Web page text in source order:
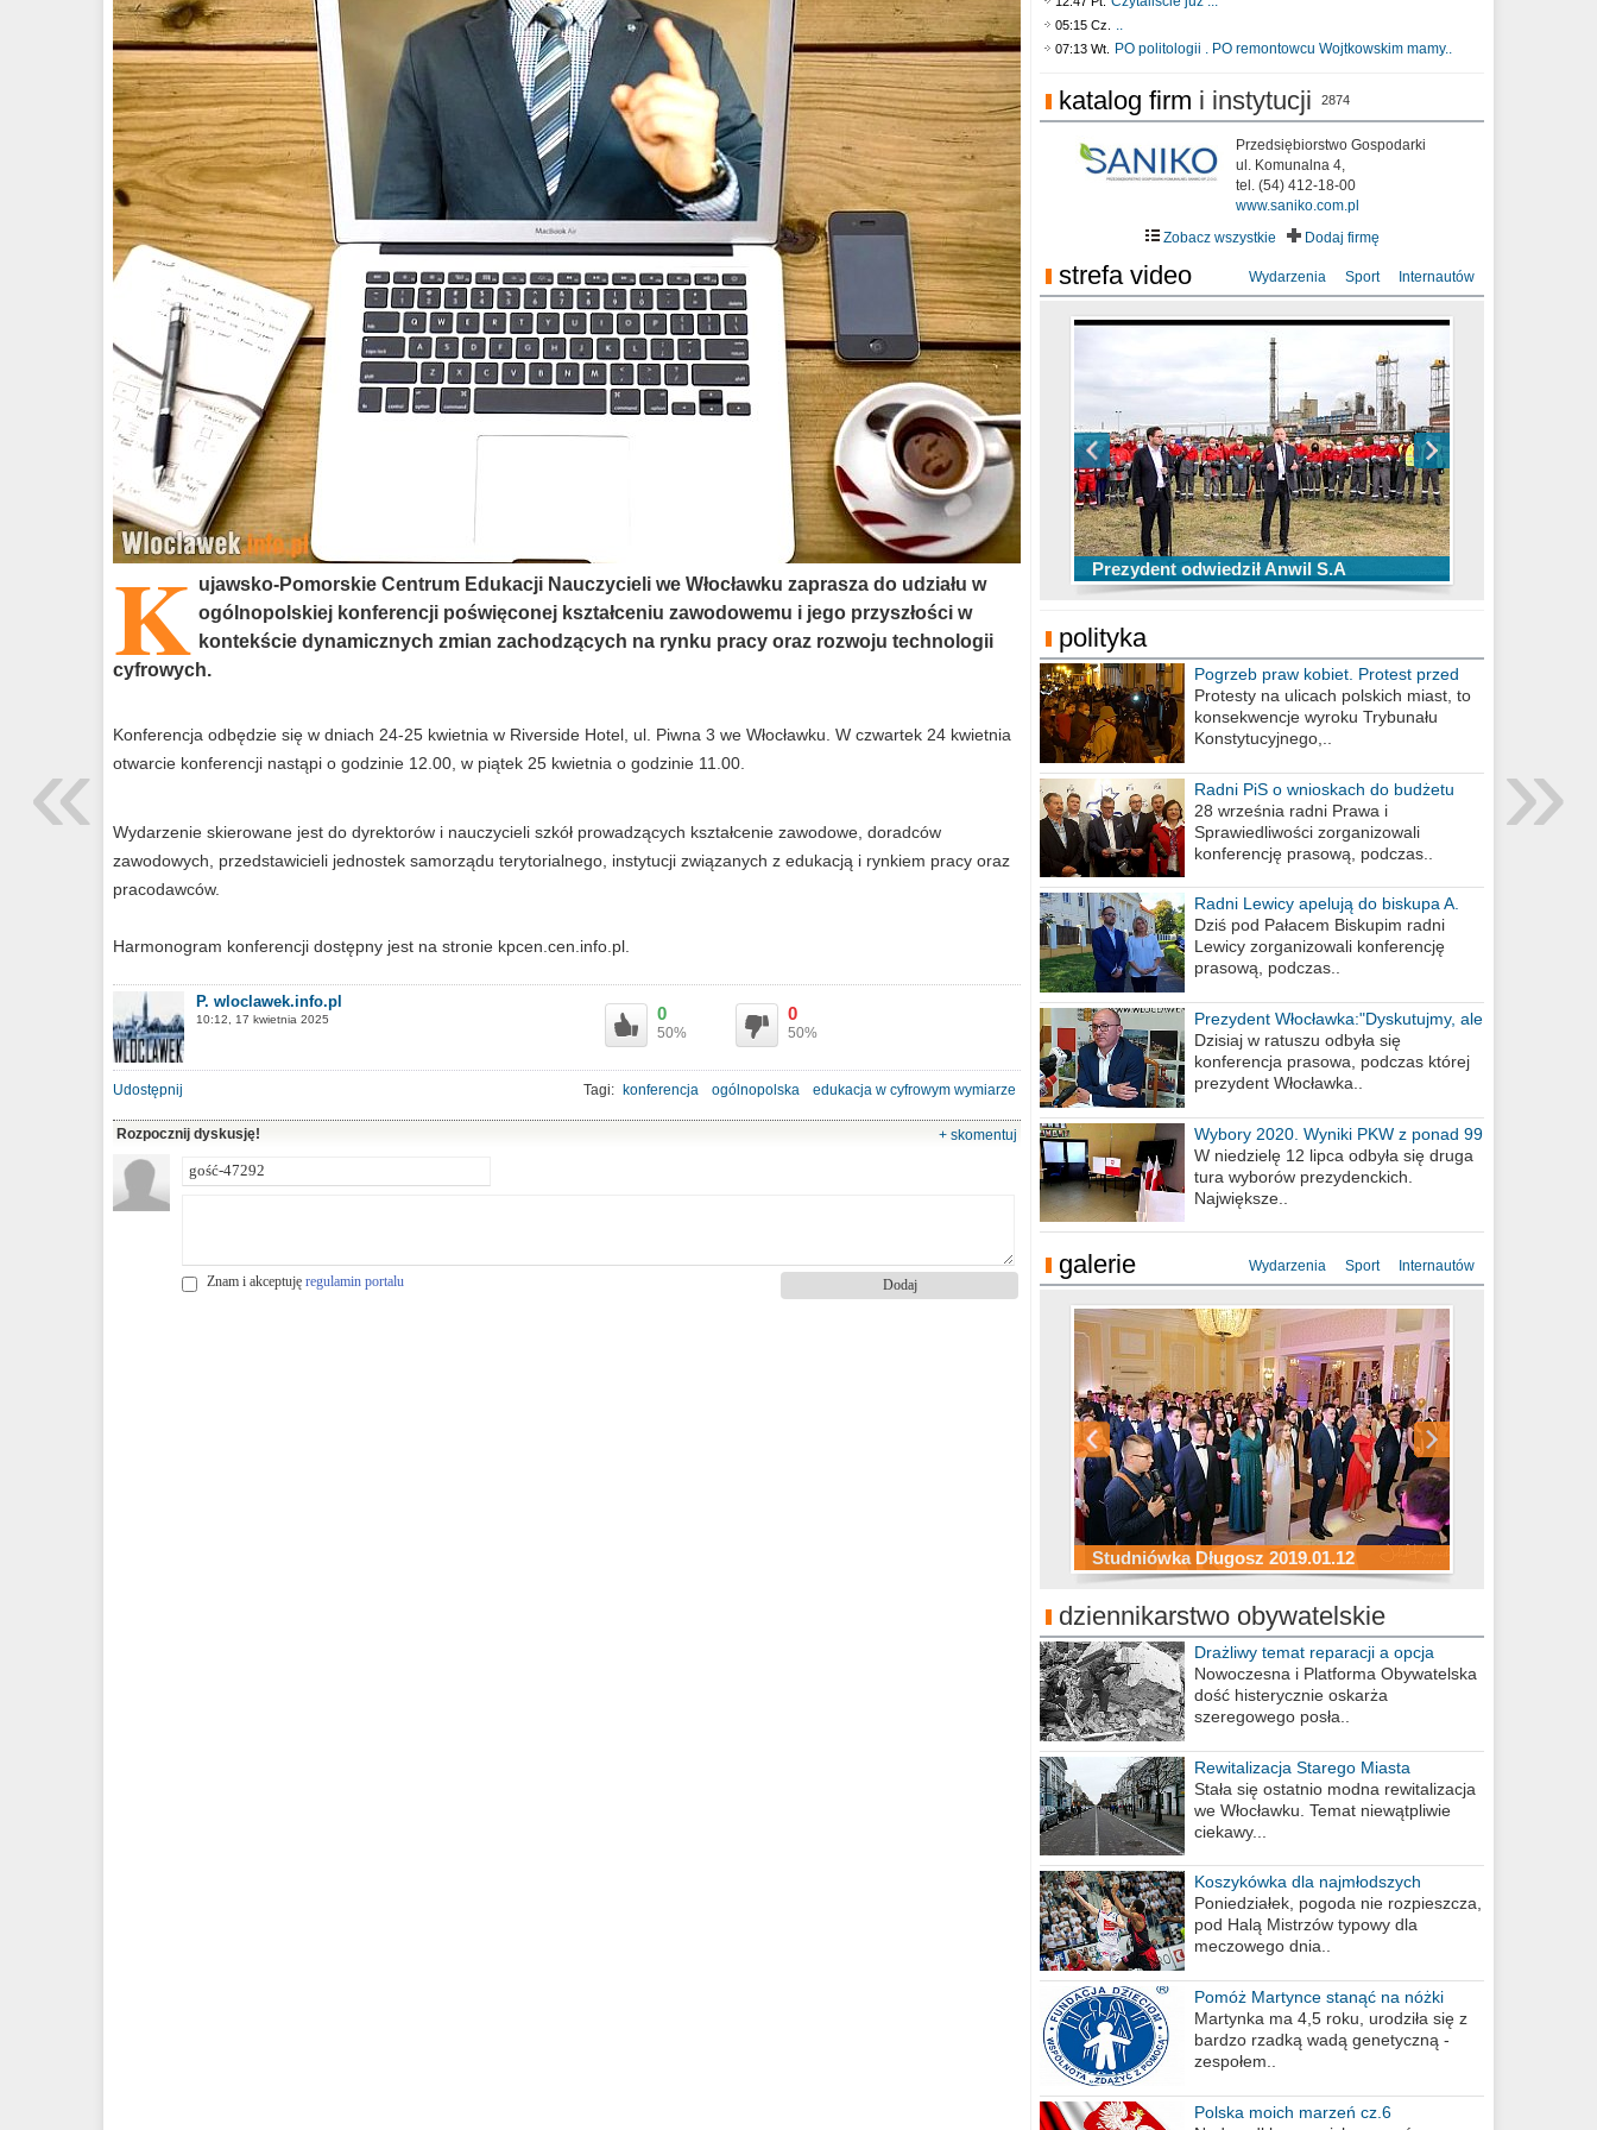
K ujawsko-Pomorskie Centrum Edukacji Nauczycieli we Włocławku zaprasza do udziału w
ogólnopolskiej konferencji poświęconej kształceniu zawodowemu i jego przyszłości w
kontekście dynamicznych zmian zachodzących na rynku pracy oraz rozwoju technologii
cyfrowych.
Konferencja odbędzie się w dniach 24-25 kwietnia w Riverside Hotel, ul. Piwna 3 we Włocławku. W czwartek 24 kwietnia
otwarcie konferencji nastąpi o godzinie 12.00, w piątek 25 kwietnia o godzinie 11.00.
Wydarzenie skierowane jest do dyrektorów i nauczycieli szkół prowadzących kształcenie zawodowe, doradców
zawodowych, przedstawicieli jednostek samorządu terytorialnego, instytucji związanych z edukacją i rynkiem pracy oraz
pracodawców.
Harmonogram konferencji dostępny jest na stronie kpcen.cen.info.pl.
P. wloclawek.info.pl
10:12, 17 kwietnia 2025 0
50%
0
50%
Udostępnij Tagi: konferencja ogólnopolska
edukacja w cyfrowym wymiarze
Rozpocznij dyskusję!
+ skomentuj
Znam i akceptuję regulamin portalu
05:15 Cz. ..
07:13 Wt. PO politologii . PO remontowcu Wojtkowskim mamy..
katalog firm i instytucji 2874
Przedsiębiorstwo Gospodarki
ul. Komunalna 4,
tel. (54) 412-18-00
www.saniko.com.pl
Zobacz wszystkie
Dodaj firmę
strefa video Wydarzenia Sport Internautów
Prezydent odwiedził Anwil S.A
TOP 10 przechwytów Anwilu Włocławek
w EBL w sezonie 2019/2020
TOP 5 rzutów Anwilu Włocławek w BCL
w sezonie 2019/2020
Ni To Ponk - W oczach mamy strach
sixf33t .Last Year DRONE FOOTAGE
Włocławek
XXIII Sesja Rady Miasta Włocławek VIII
kadencji w dniu 09.06.2020 r.
polityka
Pogrzeb praw kobiet. Protest przed
biurem poselskim PiS
Protesty na ulicach polskich miast, to
konsekwencje wyroku Trybunału
Konstytucyjnego,..
Radni PiS o wnioskach do budżetu
miasta na 2021 rok
28 września radni Prawa i
Sprawiedliwości zorganizowali
konferencję prasową, podczas..
Radni Lewicy apelują do biskupa A.
Wiesława Meringa
Dziś pod Pałacem Biskupim radni
Lewicy zorganizowali konferencję
prasową, podczas..
Prezydent Włocławka:"Dyskutujmy, ale
nie obrażajmy się”
Dzisiaj w ratuszu odbyła się
konferencja prasowa, podczas której
prezydent Włocławka..
Wybory 2020. Wyniki PKW z ponad 99
procent obwodów
W niedzielę 12 lipca odbyła się druga
tura wyborów prezydenckich.
Największe..
galerie Wydarzenia Sport Internautów
Studniówka Długosz 2019.01.12
ZS Budowlanych 2019.01.12
Studniówka LZK 2019.01.11
Studniówka Kopernik 2019.01.11
Studniówka LMK 2019.01.05
Studniówka ZS Ekonomicznych
2019.01.05
dziennikarstwo obywatelskie
Drażliwy temat reparacji a opcja
berlińska
Nowoczesna i Platforma Obywatelska
dość histerycznie oskarża
szeregowego posła..
Rewitalizacja Starego Miasta
Stała się ostatnio modna rewitalizacja
we Włocławku. Temat niewątpliwie
ciekawy...
Koszykówka dla najmłodszych
Poniedziałek, pogoda nie rozpieszcza,
pod Halą Mistrzów typowy dla
meczowego dnia..
Pomóż Martynce stanąć na nóżki
Martynka ma 4,5 roku, urodziła się z
bardzo rzadką wadą genetyczną -
zespołem..
Polska moich marzeń cz.6
»
«